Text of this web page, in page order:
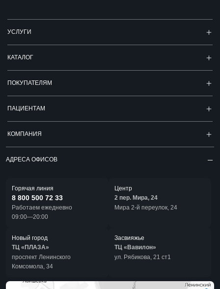
УСЛУГИ
КАТАЛОГ
ПОКУПАТЕЛЯМ
ПАЦИЕНТАМ
КОМПАНИЯ
АДРЕСА ОФИСОВ
Горячая линия
8 800 500 72 33
Работаем ежедневно
09:00—20:00
Центр
2 пер. Мира, 24
Мира 2-й переулок, 24
Новый город
ТЦ «ПЛАЗА»
проспект Ленинского
Комсомола, 34
Засвияжье
ТЦ «Вавилон»
ул. Рябикова, 21 ст1